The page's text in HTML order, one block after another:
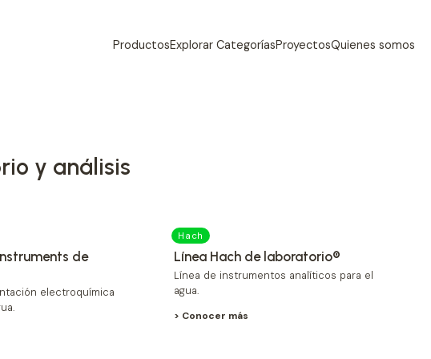
ProductosExplorar CategoríasProyectosQuienes somos
y análisis
de
electroquímica
Hach
Línea Hach de laboratorio®
Línea de instrumentos analíticos para el
agua.
> Conocer más